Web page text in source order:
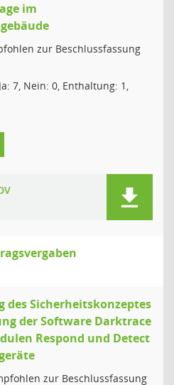
im
zur Beschlussfassung
Ja: 7, Nein: 0, Enthaltung: 1,
des Sicherheitskonzeptes
der Software Darktrace
Respond und Detect
zur Beschlussfassung